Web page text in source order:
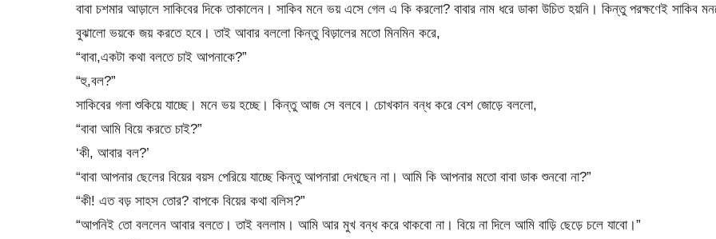
বাবা চশমার আড়ালে সাকিবের দিকে তাকালেন। সাকিব মনে ভয় এসে গেল এ কি করলো? বাবার নাম ধরে ডাকা উচিত হয়নি। কিন্তু পরক্ষণেই সাকিব
বুঝালো ভয়কে জয় করতে হবে। তাই আবার বললো কিন্তু বিড়ালের মতো মিনমিন করে,
“বাবা,একটা কথা বলতে চাই আপনাকে?”
“হু,বল?”
সাকিবের গলা শুকিয়ে যাচ্ছে। মনে ভয় হচ্ছে। কিন্তু আজ সে বলবে। চোখকান বন্ধ করে বেশ জোড়ে বললো,
“বাবা আমি বিয়ে করতে চাই?”
‘কী, আবার বল?’
“বাবা আপনার ছেলের বিয়ের বয়স পেরিয়ে যাচ্ছে কিন্তু আপনারা দেখছেন না। আমি কি আপনার মতো বাবা ডাক শুনবো না?”
“কী! এত বড় সাহস তোর? বাপকে বিয়ের কথা বলিস?”
“আপনিই তো বললেন আবার বলতে। তাই বললাম। আমি আর মুখ বন্ধ করে থাকবো না। বিয়ে না দিলে আমি বাড়ি ছেড়ে চলে যাবো।”